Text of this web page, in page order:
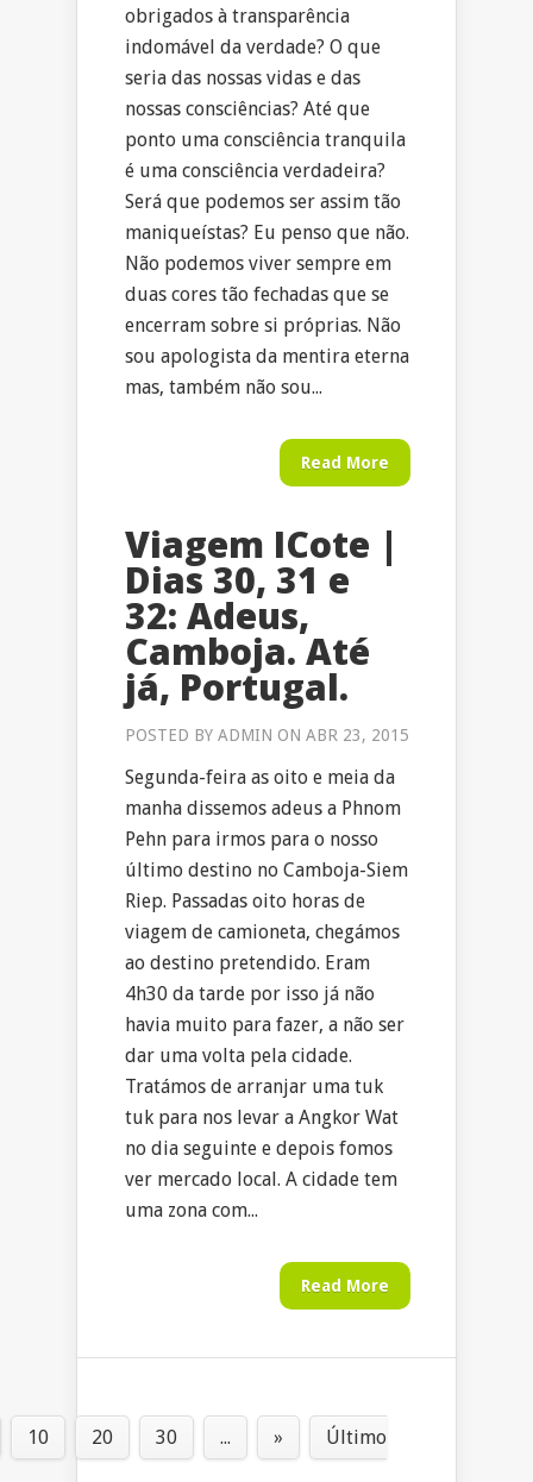
obrigados à transparência
indomável da verdade? O que
seria das nossas vidas e das
nossas consciências? Até que
ponto uma consciência tranquila
é uma consciência verdadeira?
Será que podemos ser assim tão
maniqueístas? Eu penso que não.
Não podemos viver sempre em
duas cores tão fechadas que se
encerram sobre si próprias. Não
sou apologista da mentira eterna
mas, também não sou...
Read More
Viagem ICote |
Dias 30, 31 e
32: Adeus,
Camboja. Até
já, Portugal.
POSTED BY ADMIN ON ABR 23, 2015
Segunda-feira as oito e meia da
manha dissemos adeus a Phnom
Pehn para irmos para o nosso
último destino no Camboja-Siem
Riep. Passadas oito horas de
viagem de camioneta, chegámos
ao destino pretendido. Eram
4h30 da tarde por isso já não
havia muito para fazer, a não ser
dar uma volta pela cidade.
Tratámos de arranjar uma tuk
tuk para nos levar a Angkor Wat
no dia seguinte e depois fomos
ver mercado local. A cidade tem
uma zona com...
Read More
10 20 30 ... » Último